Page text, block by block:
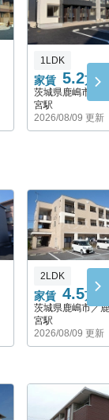
家賃 5.2万円
1LDK
茨城県鹿嶋市／
宮駅
2026/08/09 更新
家賃 4.5万円
2LDK
茨城県鹿嶋市／
宮駅
2026/08/09 更新